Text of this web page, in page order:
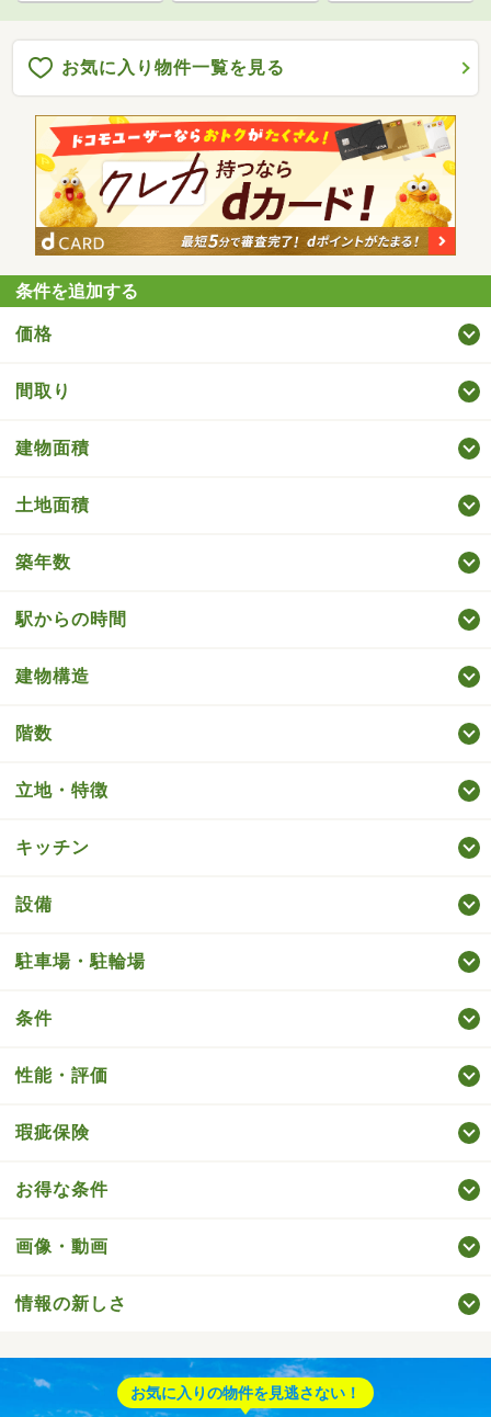
お気に入り物件一覧を見る
条件を追加する
価格
間取り
建物面積
土地面積
築年数
駅からの時間
建物構造
階数
立地・特徴
キッチン
設備
駐車場・駐輪場
条件
性能・評価
瑕疵保険
お得な条件
画像・動画
情報の新しさ
お気に入りの物件を見逃さない！